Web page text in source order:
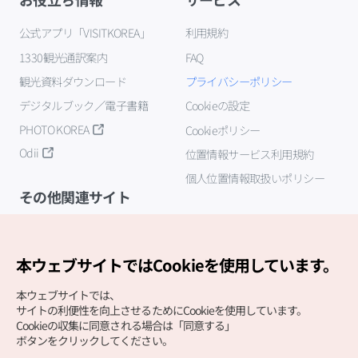
公式アプリ「VISITKOREA」
1330観光通訳案内
観光資料ダウンロード
デジタルブック／電子書籍
PHOTO KOREA
Odii
利用規約
FAQ
プライバシーポリシー
Cookieの設定
Cookieポリシー
位置情報サービス利用規約
個人位置情報取扱いポリシー
その他関連サイト
本ウェブサイトではCookieを使用しています。
本ウェブサイトでは、
サイトの利便性を向上させるためにCookieを使用しています。
Cookieの収集に同意される場合は「同意する」
ボタンをクリックしてください。